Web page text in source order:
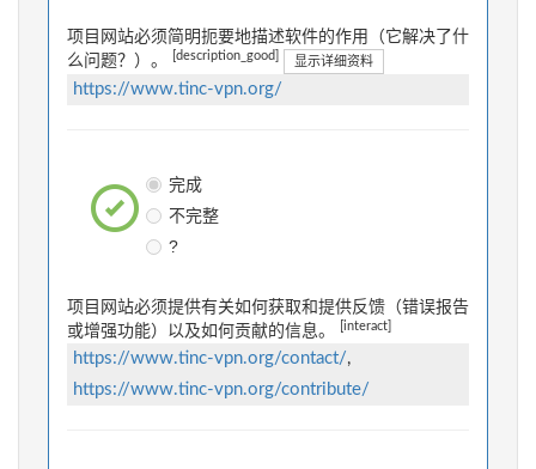
项目网站必须简明扼要地描述软件的作用（它解决了什
么问题？）。
[description_good] 显示详细资料
https://www.tinc-vpn.org/
完成
不完整
?
项目网站必须提供有关如何获取和提供反馈（错误报告
或增强功能）以及如何贡献的信息。
[interact]
https://www.tinc-vpn.org/contact/,
https://www.tinc-vpn.org/contribute/